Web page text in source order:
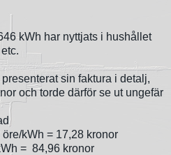
kWh har nyttjats i hushållet
sin faktura i detalj,
och torde därför se ut ungefär
kWh = 17,28 kronor
= 84,96 kronor